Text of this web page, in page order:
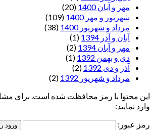
مهر و آبان 1400
(20)
شهریور و مهر 1400
(109)
مرداد و شهریور 1400
(38)
آبان و آذر 1394
(1)
مهر و آبان 1394
(2)
دی و بهمن 1392
(1)
آذر و دی 1392
(2)
مرداد و شهریور 1392
(2)
این محتوا با رمز محافظت شده است. برای
وارد نمایید:
رمز عبور: